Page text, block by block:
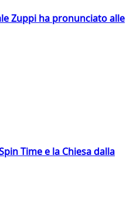
Zuppi ha pronunciato alle
Time e la Chiesa dalla